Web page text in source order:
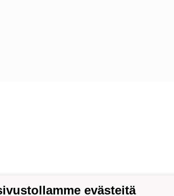
evästeitä